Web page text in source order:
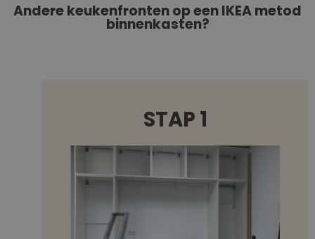
Andere keukenfronten op een IKEA metod
binnenkasten?
STAP 1